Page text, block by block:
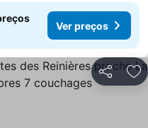
Ver preços
Partilhar